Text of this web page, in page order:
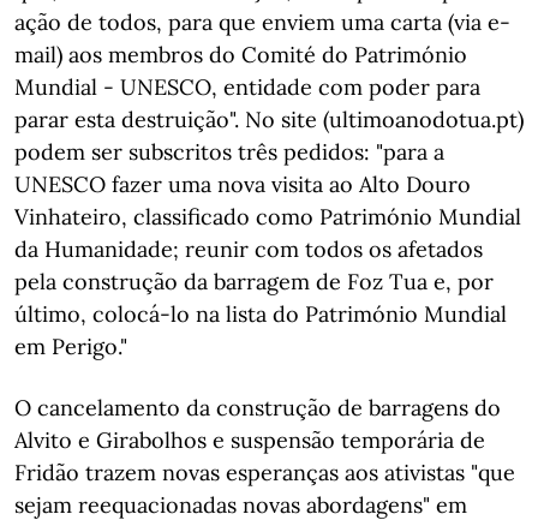
ação de todos, para que enviem uma carta (via e-
mail) aos membros do Comité do Património
Mundial - UNESCO, entidade com poder para
parar esta destruição". No site (ultimoanodotua.pt)
podem ser subscritos três pedidos: "para a
UNESCO fazer uma nova visita ao Alto Douro
Vinhateiro, classificado como Património Mundial
da Humanidade; reunir com todos os afetados
pela construção da barragem de Foz Tua e, por
último, colocá-lo na lista do Património Mundial
em Perigo."
O cancelamento da construção de barragens do
Alvito e Girabolhos e suspensão temporária de
Fridão trazem novas esperanças aos ativistas "que
sejam reequacionadas novas abordagens" em